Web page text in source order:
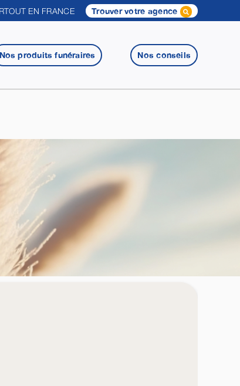
EN FRANCE Trouver votre agence
Nos produits funéraires Nos conseils